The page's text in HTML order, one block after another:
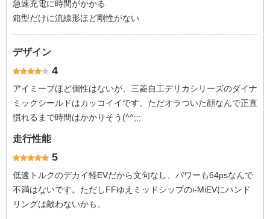
急速充電に時間がかかる
箱型だけに流線形ほど剛性がない
デザイン
4
アイミーブほど個性はないが、三菱自工デリカシリーズのダイナ
ミックシールドはカッコイイです。ただオラついた顔なんで正直
慣れるまで時間はかかりそう(^^;;;
走行性能
5
低速トルクのデカイ軽EVだから文句なし、パワーも64psなんで
不満はないです。ただしFFゆえミッドシップのi-MiEVにハンド
リングは敵わないかも。